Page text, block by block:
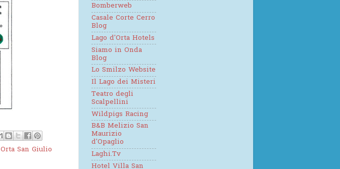
Orta San Giulio
Bomberweb
Casale Corte Cerro
Blog
Lago d'Orta Hotels
Siamo in Onda
Blog
Lo Smilzo Website
Il Lago dei Misteri
Teatro degli
Scalpellini
Wildpigs Racing
B&B Melizio San
Maurizio
d'Opaglio
Laghi.Tv
Hotel Villa San